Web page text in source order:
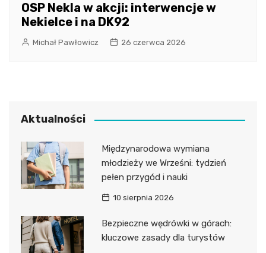
OSP Nekla w akcji: interwencje w
Nekielce i na DK92
Michał Pawłowicz 26 czerwca 2026
Aktualności
Międzynarodowa wymiana
młodzieży we Wrześni: tydzień
pełen przygód i nauki
10 sierpnia 2026
Bezpieczne wędrówki w górach:
kluczowe zasady dla turystów